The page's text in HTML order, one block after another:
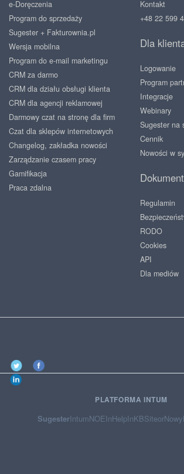
e-Doręczenia
Program do sprzedaży
Sugester + Fakturownia.pl
Wersja mobilna
Program do e-mail marketingu
CRM za darmo
CRM dla działu obsługi klienta
CRM dla agencji reklamowej
Darmowy czat na stronę dla firm
Czat dla sklepów internetowych
Changelog, zakładka nowości
Zarządzanie czasem pracy
Gamifikacja
Praca zdalna
Kontakt
+48 22 599
Dla
Logowanie
Program
Integracje
Webinary
Sugester na
Cennik
Nowości w
Regulamin
RODO
Cookies
API
Dla mediów
PLATFORMA INTUM
SugesterIntumNOEInHelpInKBSiteor